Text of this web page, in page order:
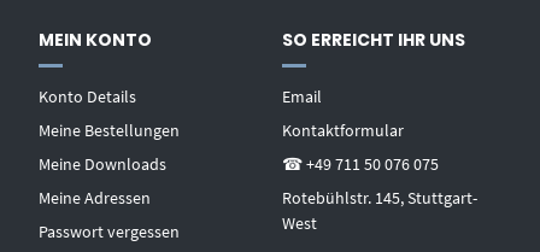
MEIN KONTO
Konto Details
Meine Bestellungen
Meine Downloads
Meine Adressen
Passwort vergessen
SO ERREICHT IHR UNS
Email
Kontaktformular
☎ +49 711 50 076 075
Rotebühlstr. 145, Stuttgart-
West